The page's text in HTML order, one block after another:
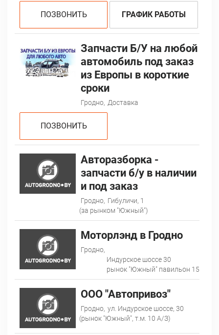
ПОЗВОНИТЬ ГРАФИК РАБОТЫ
Запчасти Б/У на любой
автомобиль под заказ
из Европы в короткие
сроки
Гродно, Доставка
ПОЗВОНИТЬ
Авторазборка -
запчасти б/у в наличии
и под заказ
Гродно, Гибуличи, 1
(за рынком "Южный")
Моторлэнд в Гродно
Гродно,
Индурское шоссе 30
рынок "Южный" павильон 15
ООО "Автопривоз"
Гродно, ул. Индурское шоссе, 30
(рынок "Южный", т.м. 10 А/З)